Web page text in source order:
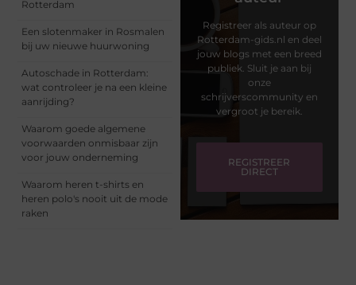
Rotterdam
Een slotenmaker in Rosmalen
bij uw nieuwe huurwoning
Autoschade in Rotterdam:
wat controleer je na een kleine
aanrijding?
Waarom goede algemene
voorwaarden onmisbaar zijn
voor jouw onderneming
Waarom heren t-shirts en
heren polo's nooit uit de mode
raken
Registreer als auteur op
Rotterdam-gids.nl en deel
jouw blogs met een breed
publiek. Sluit je aan bij
onze
schrijverscommunity en
vergroot je bereik.
REGISTREER
DIRECT